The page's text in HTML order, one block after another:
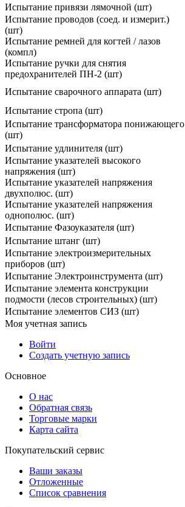
Испытание привязи лямочной (шт)
Испытание проводов (соед. и измерит.)
(шт)
Испытание ремней для когтей / лазов
(компл)
Испытание ручки для снятия
предохранителей ПН-2 (шт)
Испытание сварочного аппарата (шт)
Испытание стропа (шт)
Испытание трансформатора понижающего
(шт)
Испытание удлинителя (шт)
Испытание указателей высокого
напряжения (шт)
Испытание указателей напряжения
двухполюс. (шт)
Испытание указателей напряжения
однополюс. (шт)
Испытание Фазоуказателя (шт)
Испытание штанг (шт)
Испытание электроизмерительных
приборов (шт)
Испытание Электроинструмента (шт)
Испытание элемента конструкции
подмости (лесов строительных) (шт)
Испытание элементов СИЗ (шт)
Моя учетная запись
Войти
Создать учетную запись
Основное
О нас
Обратная связь
Торговые марки
Карта сайта
Покупательский сервис
Ваши заказы
Отложенные
Список сравнения